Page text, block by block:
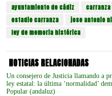
ayuntamiento de cádiz carranza
estadio carranza
jose antonio
ley de memoria histórica
NOTICIAS RELACIONADAS
Un consejero de Justicia llamando a
ley estatal: la última ‘normalidad’
Popular (andaluz)